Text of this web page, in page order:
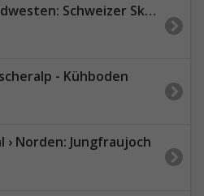
Fiesch - Ferienwohnung Nowak Chalet Fiescheralp Adlerhorst Kühboden
- Kühboden
› Norden: Jungfraujoch